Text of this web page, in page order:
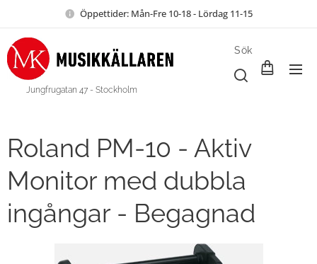
Öppettider: Mån-Fre 10-18 - Lördag 11-15
Jungfrugatan 47 - Stockholm
Sök
Roland PM-10 - Aktiv
Monitor med dubbla
ingångar - Begagnad